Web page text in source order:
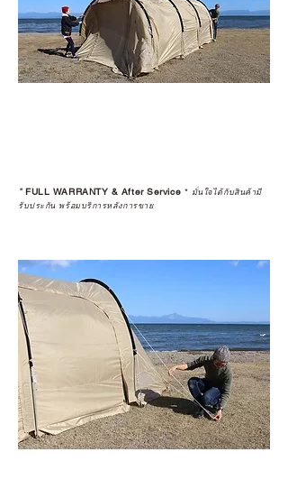
*FULL WARRANTY & After Service * มั่นใจได้กับสินค้ามี
รับประกัน พร้อมบริการหลังการขาย